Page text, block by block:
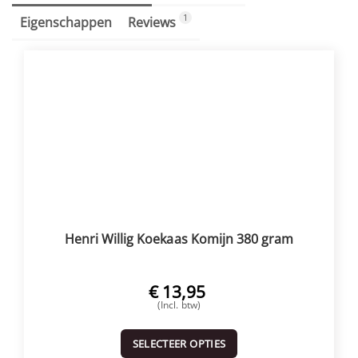
Eigenschappen Reviews 1
Henri Willig Koekaas Komijn 380 gram
€ 13,95
(Incl. btw)
SELECTEER OPTIES